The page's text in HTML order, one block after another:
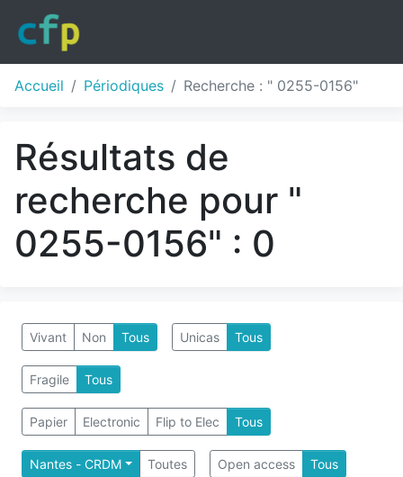
Accueil Périodiques Recherche : " 0255-0156"
Résultats de
recherche pour "
0255-0156" : 0
Vivant Non Tous Unicas Tous
Fragile Tous
Papier Electronic Flip to Elec Tous
Nantes - CRDM Toutes Open access Tous